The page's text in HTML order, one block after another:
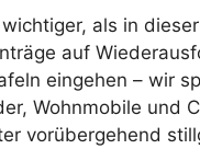
als in
auf
eingehen – wir
Wohnmobile und
vorübergehend